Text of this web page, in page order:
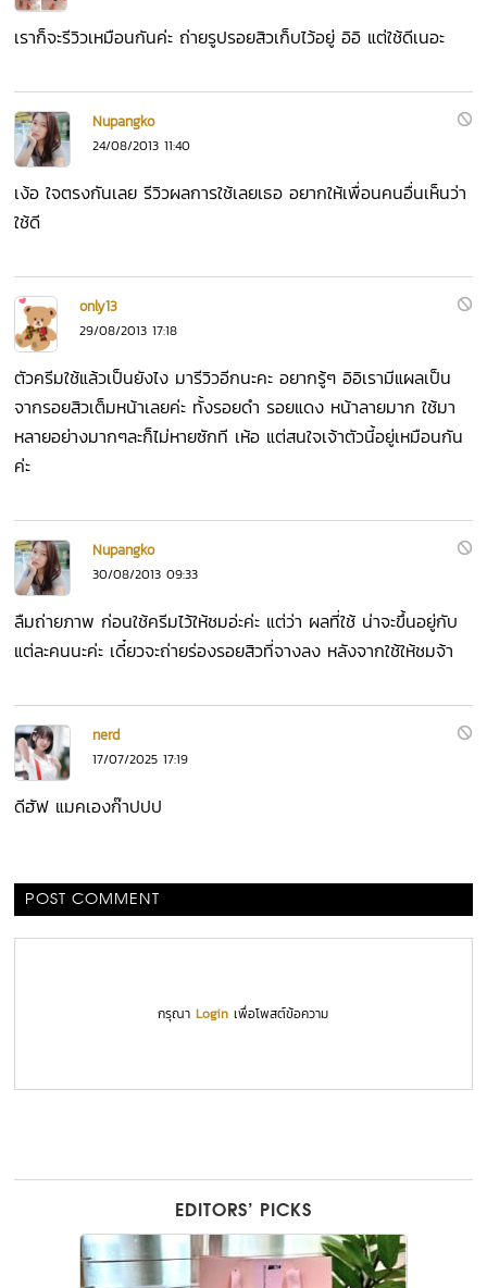
เราก็จะรีวิวเหมือนกันค่ะ ถ่ายรูปรอยสิวเก็บไว้อยู่ อิอิ แต่ใช้ดีเนอะ
Nupangko
24/08/2013 11:40
เง้อ ใจตรงกันเลย รีวิวผลการใช้เลยเธอ อยากให้เพื่อนคนอื่นเห็นว่า
ใช้ดี
only13
29/08/2013 17:18
ตัวครีมใช้แล้วเป็นยังไง มารีวิวอีกนะคะ อยากรู้ๆ อิอิเรามีแผลเป็น
จากรอยสิวเต็มหน้าเลยค่ะ ทั้งรอยดำ รอยแดง หน้าลายมาก ใช้มา
หลายอย่างมากๆละก็ไม่หายซักที เห้อ แต่สนใจเจ้าตัวนี้อยู่เหมือนกัน
ค่ะ
Nupangko
30/08/2013 09:33
ลืมถ่ายภาพ ก่อนใช้ครีมไว้ให้ชมอ่ะค่ะ แต่ว่า ผลที่ใช้ น่าจะขึ้นอยู่กับ
แต่ละคนนะค่ะ เดี๋ยวจะถ่ายร่องรอยสิวที่จางลง หลังจากใช้ให้ชมจ้า
nerd
17/07/2025 17:19
ดีฮัฟ แมคเองก๊าปปป
POST COMMENT
กรุณาLogin เพื่อโพสต์ข้อความ
EDITORS’ PICKS